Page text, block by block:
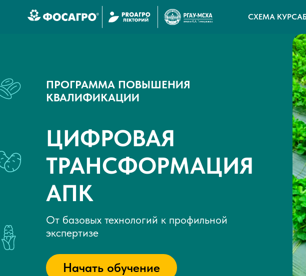
СХЕМА КУРСА
ЦИФРОВАЯ
ТРАНСФОРМАЦИЯ
АПК
Начать обучение
ПРОГРАММА ПОВЫШЕНИЯ
КВАЛИФИКАЦИИ
От базовых технологий к профильной
экспертизе